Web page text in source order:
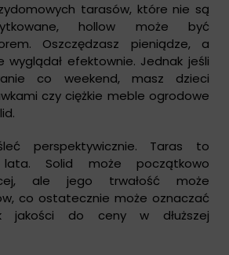
tarasów, które nie są
hollow może być
Oszczędzasz pieniądze, a
efektownie. Jednak jeśli
co weekend, masz dzieci
czy ciężkie meble ogrodowe
perspektywicznie. Taras to
Solid może początkowo
ale jego trwałość może
co ostatecznie może oznaczać
jakości do ceny w dłuższej